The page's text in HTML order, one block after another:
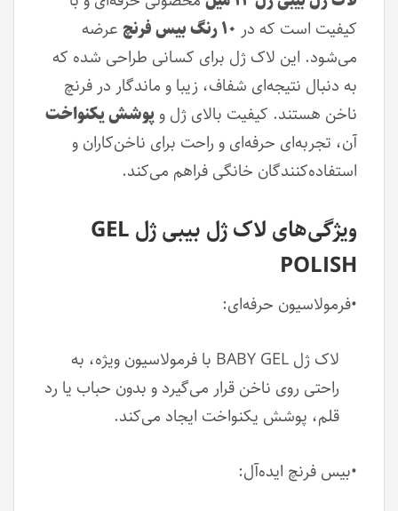
کیفیت است که در ۱۰ رنگ بیس فرنچ
عرضه
می‌شود. این لاک ژل برای کسانی طراحی شده که
به دنبال نتیجه‌ای شفاف، زیبا و ماندگار در فرنچ
ناخن هستند. کیفیت بالای ژل وپوشش یکنواخت
آن، تجربه‌ای حرفه‌ای و راحت برای ناخن‌کاران و
استفاده‌کنندگان خانگی فراهم می‌کند.
ویژگی‌های لاک ژل بیبی ژل GEL
POLISH
•فرمولاسیون حرفه‌ای:
لاک ژل BABY GEL با فرمولاسیون ویژه، به
راحتی روی ناخن قرار می‌گیرد و بدون حباب یا رد
قلم، پوشش یکنواخت ایجاد می‌کند.
•بیس فرنچ ایده‌آل: